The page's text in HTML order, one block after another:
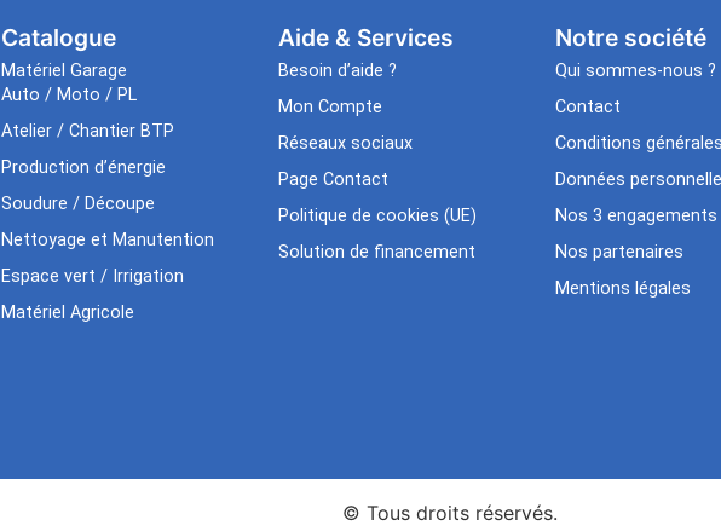
Catalogue
Matériel Garage
Auto / Moto / PL
Atelier / Chantier BTP
Production d’énergie
Soudure / Découpe
Nettoyage et Manutention
Espace vert / Irrigation
Matériel Agricole
Aide & Services​
Besoin d’aide ?
Mon Compte
Réseaux sociaux
Page Contact
Politique de cookies (UE)
Solution de financement
Notre société
Qui sommes-nous ?
Contact
Conditions
Données
Nos 3 engagements
Nos partenaires
Mentions légales
© Tous droits réservés.